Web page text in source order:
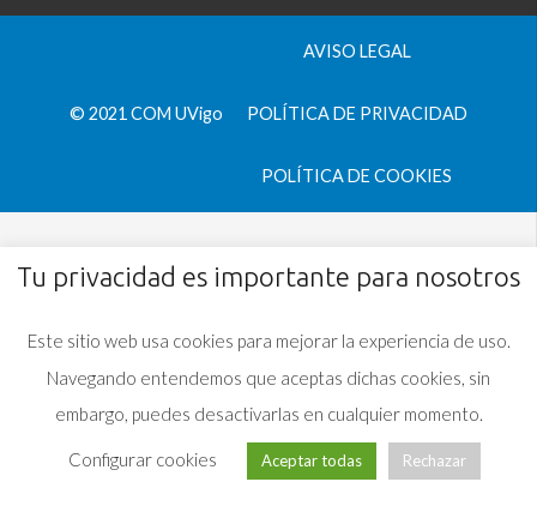
© 2021 COM UVigo
AVISO LEGAL
POLÍTICA DE PRIVACIDAD
POLÍTICA DE COOKIES
Tu privacidad es importante para nosotros
Este sitio web usa cookies para mejorar la experiencia de uso.
Navegando entendemos que aceptas dichas cookies, sin
embargo, puedes desactivarlas en cualquier momento.
Configurar cookies Aceptar todas Rechazar